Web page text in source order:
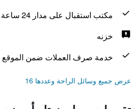
مكتب استقبال على مدار 24 ساعة
خزنه
خدمة صرف العملات ضمن الموقع
عرض جميع وسائل الراحة وعددها 16